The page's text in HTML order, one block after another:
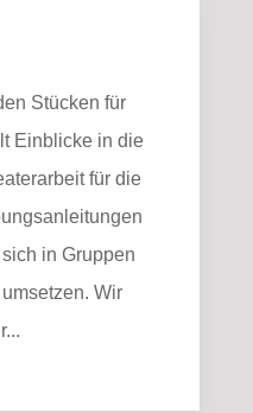
Stücken für
Einblicke in die
für die
in Gruppen
Wir